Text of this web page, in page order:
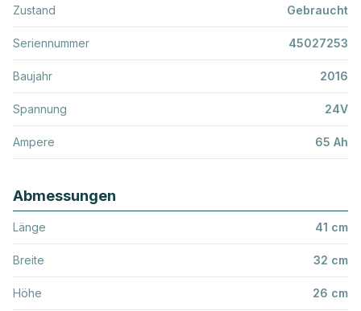
Zustand Gebraucht
Seriennummer 45027253
Baujahr 2016
Spannung 24V
Ampere 65 Ah
Abmessungen
Länge 41 cm
Breite 32 cm
Höhe 26 cm